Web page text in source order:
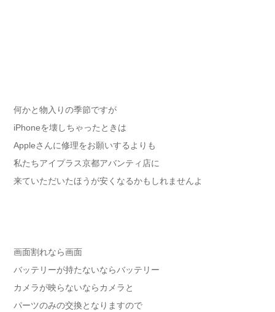
何かと物入りの季節ですが
iPhoneを壊しちゃったときは
Appleさんに修理をお願いするよりも
私たちアイプラス京都アバンティ店に
来ていただいたほうが安くなるかもしれませんよ
画面割れなら画面
バッテリーが持たないならバッテリー
カメラが映らないならカメラと
パーツのみの交換となりますので